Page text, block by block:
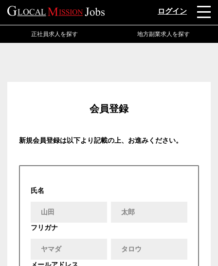
ログイン
正社員求人を探す 地方副業求人を探す
会員登録
新規会員登録は以下より記載の上、お進みください。
氏名
フリガナ